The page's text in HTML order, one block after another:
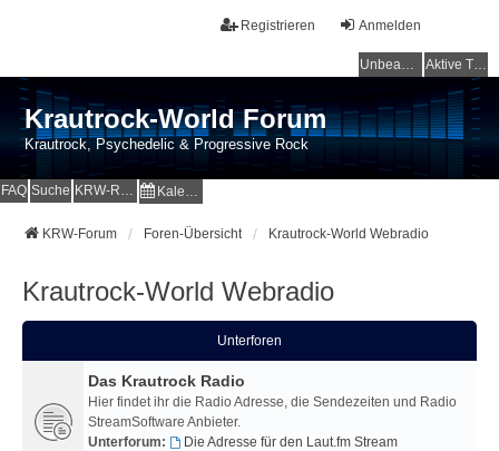
Anmelden
Registrieren
Unbeantwortete Themen Aktive Themen
Krautrock-World Forum
Krautrock, Psychedelic & Progressive Rock
FAQ Suche KRW-Radio Kalender
KRW-Forum Foren-Übersicht Krautrock-World Webradio
Krautrock-World Webradio
Unterforen
Das Krautrock Radio
Hier findet ihr die Radio Adresse, die Sendezeiten und Radio
StreamSoftware Anbieter.
Unterforum:
Die Adresse für den Laut.fm Stream